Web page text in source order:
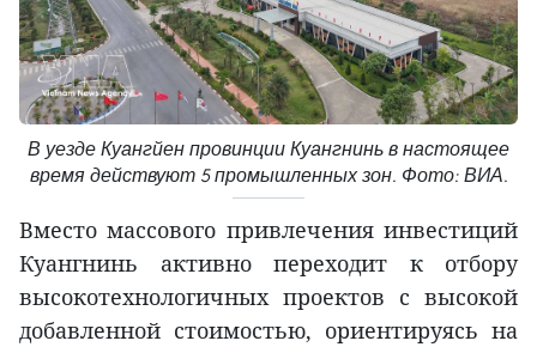
В уезде Куангйен провинции Куангнинь в настоящее
время действуют 5 промышленных зон. Фото: ВИА.
Вместо массового привлечения инвестиций
Куангнинь активно переходит к отбору
высокотехнологичных проектов с высокой
добавленной стоимостью, ориентируясь на